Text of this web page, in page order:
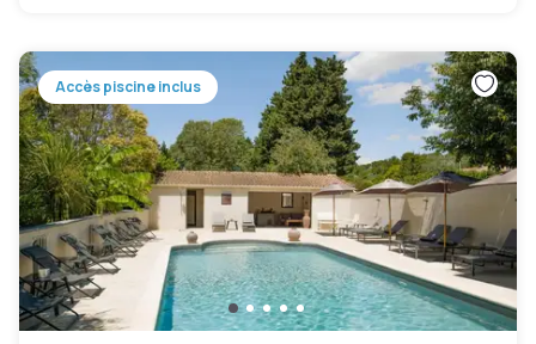
Accès piscine inclus